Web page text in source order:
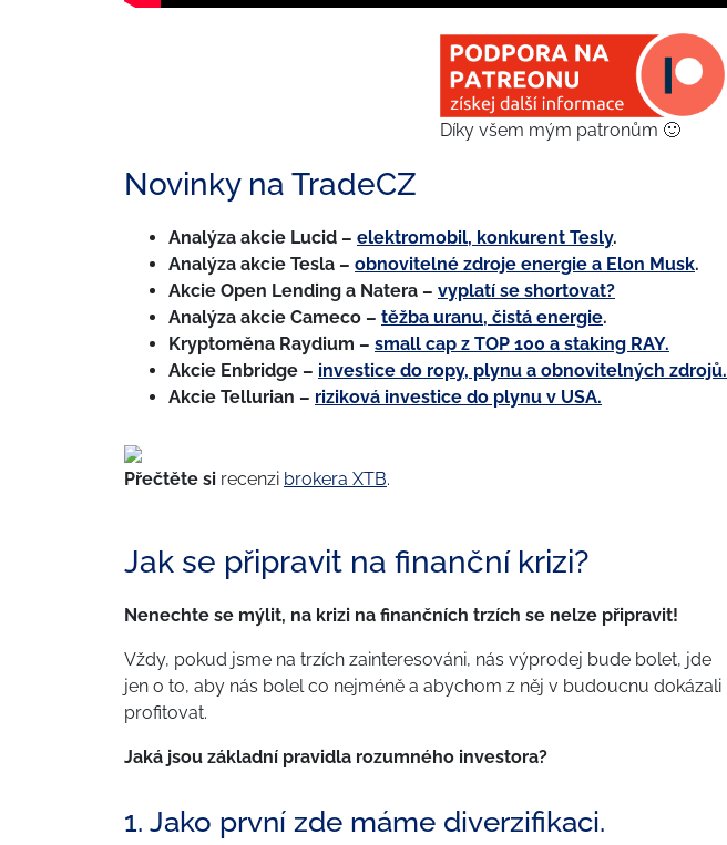
Díky všem mým patronům 🙂
Novinky na TradeCZ
Analýza akcie Lucid – elektromobil, konkurent Tesly.
Analýza akcie Tesla – obnovitelné zdroje energie a Elon Musk.
Akcie Open Lending a Natera – vyplatí se shortovat?
Analýza akcie Cameco – těžba uranu, čistá energie.
Kryptoměna Raydium – small cap z TOP 100 a staking RAY.
Akcie Enbridge – investice do ropy, plynu a obnovitelných zdrojů.
Akcie Tellurian – riziková investice do plynu v USA.
Přečtěte si recenzi brokera XTB.
Jak se připravit na finanční krizi?
Nenechte se mýlit, na krizi na finančních trzích se nelze připravit!
Vždy, pokud jsme na trzích zainteresováni, nás výprodej bude bolet, jde
jen o to, aby nás bolel co nejméně a abychom z něj v budoucnu dokázali
profitovat.
Jaká jsou základní pravidla rozumného investora?
1. Jako první zde máme diverzifikaci.